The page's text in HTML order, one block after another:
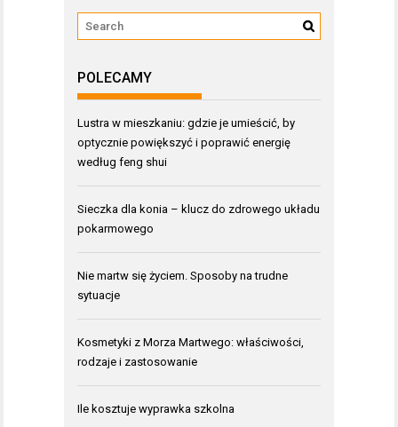
POLECAMY
Lustra w mieszkaniu: gdzie je umieścić, by
optycznie powiększyć i poprawić energię
według feng shui
Sieczka dla konia – klucz do zdrowego układu
pokarmowego
Nie martw się życiem. Sposoby na trudne
sytuacje
Kosmetyki z Morza Martwego: właściwości,
rodzaje i zastosowanie
Ile kosztuje wyprawka szkolna